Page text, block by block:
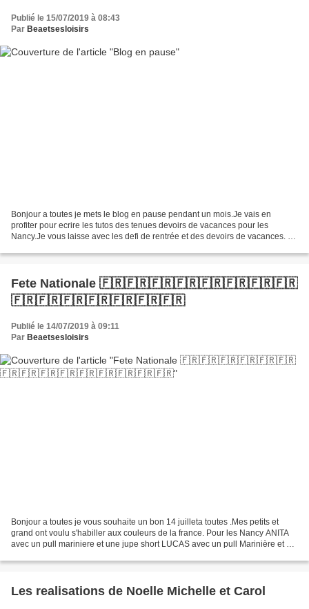
Publié le 15/07/2019 à 08:43
Par Beaetsesloisirs
Bonjour a toutes je mets le blog en pause pendant un mois.Je vais en
profiter pour ecrire les tutos des tenues devoirs de vacances pour les
Nancy.Je vous laisse avec les defi de rentrée et des devoirs de vacances. Si
Fete Nationale 🇫🇷🇫🇷🇫🇷🇫🇷🇫🇷🇫🇷🇫🇷🇫🇷
🇫🇷🇫🇷🇫🇷🇫🇷🇫🇷🇫🇷🇫🇷
Publié le 14/07/2019 à 09:11
Par Beaetsesloisirs
Bonjour a toutes je vous souhaite un bon 14 juilleta toutes .Mes petits et
grand ont voulu s'habiller aux couleurs de la france. Pour les Nancy ANITA
avec un pull mariniere et une jupe short LUCAS avec un pull Marinière et un
Les realisations de Noelle Michelle et Carol